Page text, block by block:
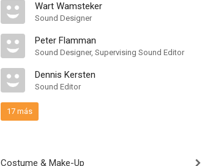
Wart Wamsteker
Sound Designer
Peter Flamman
Sound Designer, Supervising Sound Editor
Dennis Kersten
Sound Editor
17 más
Costume & Make-Up